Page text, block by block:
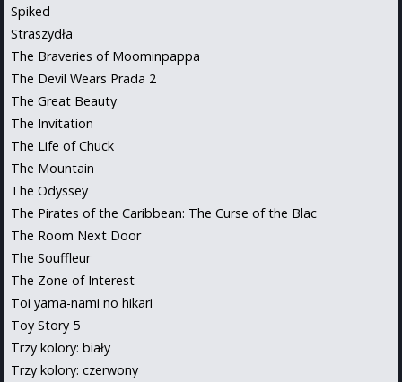
Spiked
Straszydła
The Braveries of Moominpappa
The Devil Wears Prada 2
The Great Beauty
The Invitation
The Life of Chuck
The Mountain
The Odyssey
The Pirates of the Caribbean: The Curse of the Blac
The Room Next Door
The Souffleur
The Zone of Interest
Toi yama-nami no hikari
Toy Story 5
Trzy kolory: biały
Trzy kolory: czerwony